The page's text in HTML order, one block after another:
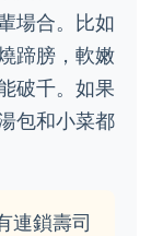
場合。比如
蹄膀，軟嫩
破千。如果
包和小菜都
連鎖壽司